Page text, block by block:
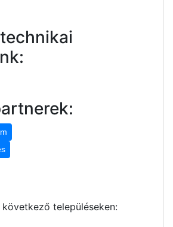
következő településeken: